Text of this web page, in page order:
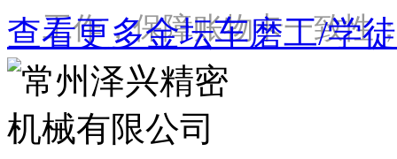
工作，保障账物卡一致
查看更多金坛车磨工/学